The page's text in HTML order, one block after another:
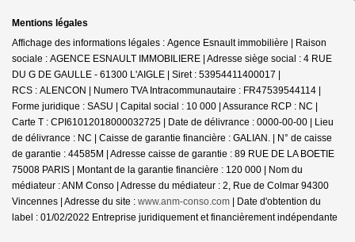
Mentions légales
Affichage des informations légales : Agence Esnault immobilière | Raison
sociale : AGENCE ESNAULT IMMOBILIERE | Adresse siège social : 4 RUE
DU G DE GAULLE - 61300 L'AIGLE | Siret : 53954411400017 |
RCS : ALENCON | Numero TVA Intracommunautaire : FR47539544114 |
Forme juridique : SASU | Capital social : 10 000 | Assurance RCP : NC |
Carte T : CPI61012018000032725 | Date de délivrance : 0000-00-00 | Lieu
de délivrance : NC | Caisse de garantie financière : GALIAN. | N° de caisse
de garantie : 44585M | Adresse caisse de garantie : 89 RUE DE LA BOETIE
75008 PARIS | Montant de la garantie financière : 120 000 | Nom du
médiateur : ANM Conso | Adresse du médiateur : 2, Rue de Colmar 94300
Vincennes | Adresse du site : www.anm-conso.com | Date d'obtention du
label : 01/02/2022 Entreprise juridiquement et financièrement indépendante